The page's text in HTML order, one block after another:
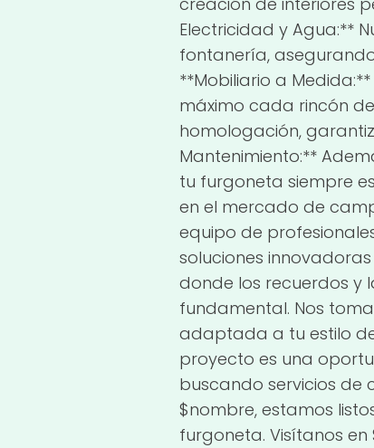
Electricidad y Agua:**
fontanería,
**Mobiliario a
máximo cada rincón
homologación,
Mantenimiento:**
tu furgoneta siempre
en el mercado de
equipo de
soluciones
donde los recuerdos y
fundamental. Nos
adaptada a tu estilo
proyecto es una
buscando servicios de
$nombre, estamos
furgoneta. Visítanos